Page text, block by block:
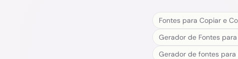
Fontes para Copiar e
Gerador de Fontes
Gerador de fontes para